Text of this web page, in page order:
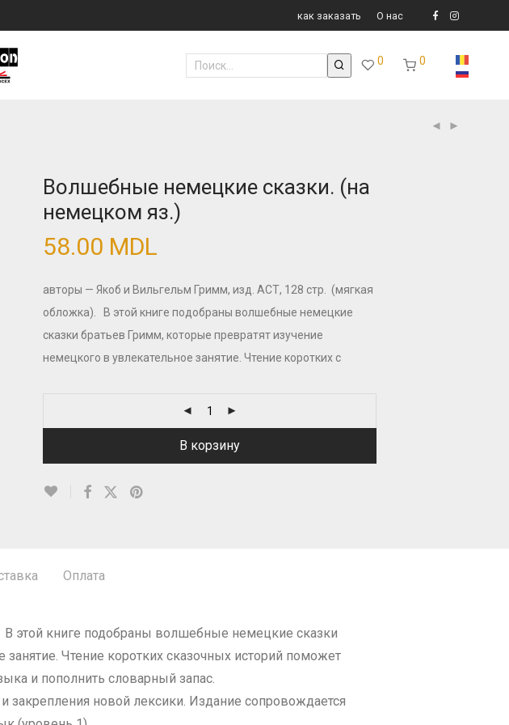
как заказать О нас
0 0
Волшебные немецкие сказки. (на
немецком яз.)
58.00 MDL
авторы — Якоб и Вильгельм Гримм, изд. АСТ, 128 стр. (мягкая
обложка). В этой книге подобраны волшебные немецкие
сказки братьев Гримм, которые превратят изучение
немецкого в увлекательное занятие. Чтение коротких с
В корзину
Оплата
этой книге подобраны волшебные немецкие сказки
Чтение коротких сказочных историй поможет
и пополнить словарный запас.
новой лексики. Издание сопровождается